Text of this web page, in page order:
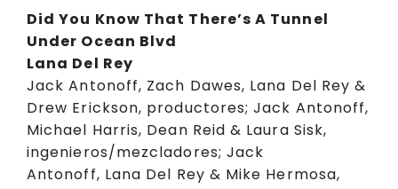
Did You Know That There’s A Tunnel
Under Ocean Blvd
Lana Del Rey
Jack Antonoff, Zach Dawes, Lana Del Rey &
Drew Erickson, productores; Jack Antonoff,
Michael Harris, Dean Reid & Laura Sisk,
ingenieros/mezcladores; Jack
Antonoff, Lana Del Rey & Mike Hermosa,